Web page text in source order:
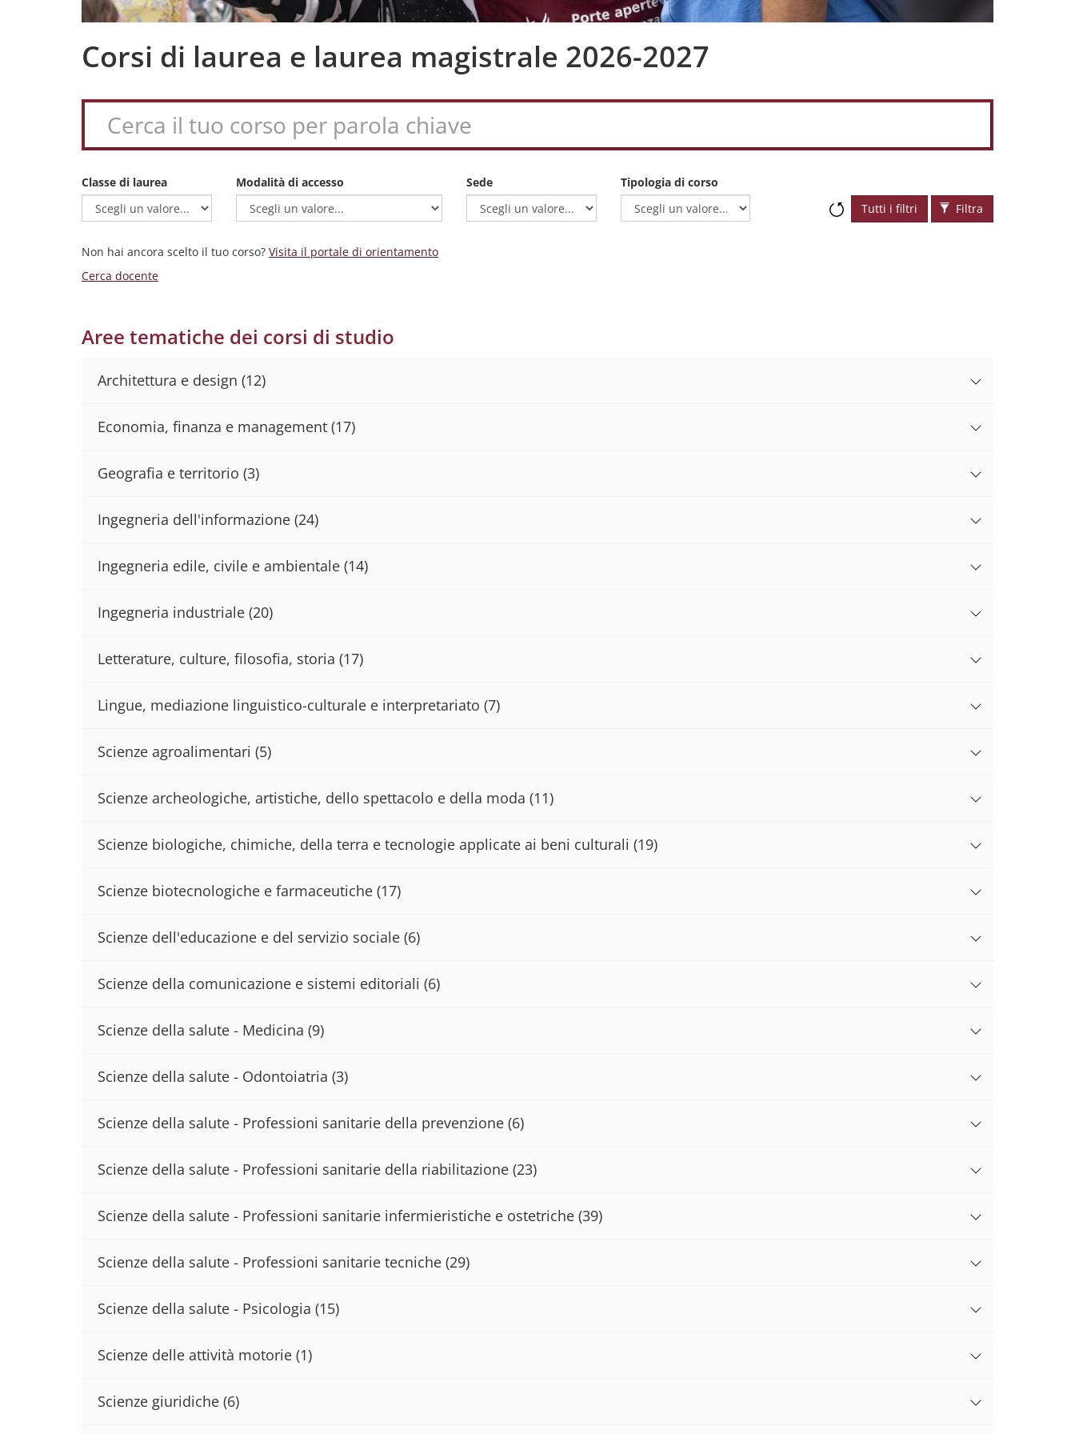
Corsi di laurea e laurea magistrale 2026-2027
Classe di laurea Modalità di accesso Sede
Tipologia di corso
Tutti i filtri
Filtra
Non hai ancora scelto il tuo corso? Visita il portale di orientamento
Cerca docente
Aree tematiche dei corsi di studio
Architettura e design (12)
Economia, finanza e management (17)
Geografia e territorio (3)
Ingegneria dell'informazione (24)
Ingegneria edile, civile e ambientale (14)
Ingegneria industriale (20)
Letterature, culture, filosofia, storia (17)
Lingue, mediazione linguistico-culturale e interpretariato (7)
Scienze agroalimentari (5)
Scienze archeologiche, artistiche, dello spettacolo e della moda (11)
Scienze biologiche, chimiche, della terra e tecnologie applicate ai beni culturali (19)
Scienze biotecnologiche e farmaceutiche (17)
Scienze dell'educazione e del servizio sociale (6)
Scienze della comunicazione e sistemi editoriali (6)
Scienze della salute - Medicina (9)
Scienze della salute - Odontoiatria (3)
Scienze della salute - Professioni sanitarie della prevenzione (6)
Scienze della salute - Professioni sanitarie della riabilitazione (23)
Scienze della salute - Professioni sanitarie infermieristiche e ostetriche (39)
Scienze della salute - Professioni sanitarie tecniche (29)
Scienze della salute - Psicologia (15)
Scienze delle attività motorie (1)
Scienze giuridiche (6)